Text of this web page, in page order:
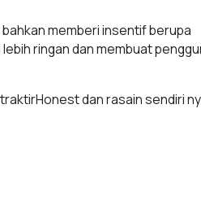
memberi insentif berupa
ringan dan membuat
dan rasain sendiri